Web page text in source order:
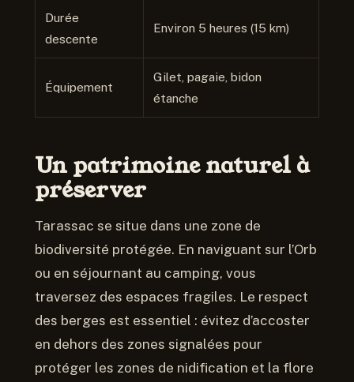
Durée
descente
Environ 5 heures (15 km)
Équipement
Gilet, pagaie, bidon
étanche
Un patrimoine naturel à
préserver
Tarassac se situe dans une zone de
biodiversité protégée. En naviguant sur l’Orb
ou en séjournant au camping, vous
traversez des espaces fragiles. Le respect
des berges est essentiel : évitez d’accoster
en dehors des zones signalées pour
protéger les zones de nidification et la flore